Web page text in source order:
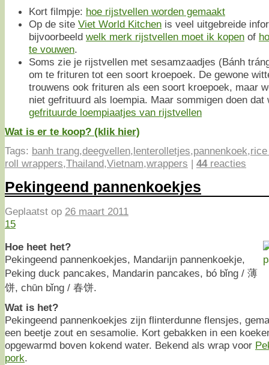
Kort filmpje: hoe rijstvellen worden gemaakt
Op de site Viet World Kitchen is veel uitgebreide
bijvoorbeeld welk merk rijstvellen moet ik kopen of
te vouwen.
Soms zie je rijstvellen met sesamzaadjes (Bánh
om te frituren tot een soort kroepoek. De gewone
trouwens ook frituren als een soort kroepoek, maar
niet gefrituurd als loempia. Maar sommigen doen
gefrituurde loempiaatjes van rijstvellen
Wat is er te koop? (klik hier)
Tags: banh trang,deegvellen,lenterolletjes,pannenkoek,
roll wrappers,Thailand,Vietnam,wrappers | 44reacties
Pekingeend pannenkoekjes
Geplaatst op 26 maart 2011
15
Hoe heet het?
Pekingeend pannenkoekjes, Mandarijn pannenkoekje,
Peking duck pancakes, Mandarin pancakes, bó bǐng / 薄
饼, chūn bǐng / 春饼.
Wat is het?
Pekingeend pannenkoekjes zijn flinterdunne flensjes,
een beetje zout en sesamolie. Kort gebakken in een
opgewarmd boven kokend water. Bekend als wrap voor
pork.